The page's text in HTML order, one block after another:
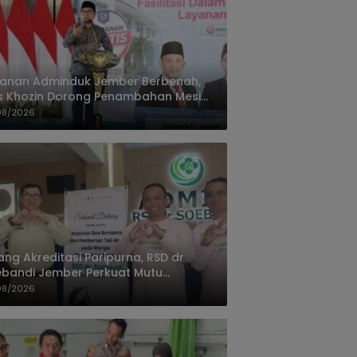
Adminduk Jember Berbenah,
Khozin Dorong Penambahan Mesin
e-KTP
2026
Akreditasi Paripurna, RSD dr
Jember Perkuat Mutu
Terus Ditingkatkan
2026